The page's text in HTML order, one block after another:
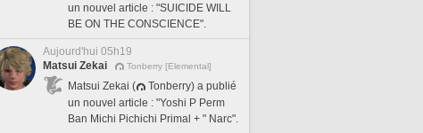
un nouvel article : "SUICIDE WILL
BE ON THE CONSCIENCE".
Aujourd'hui 05h19
Matsui Zekai
Tonberry [Elemental]
Matsui Zekai (
Tonberry) a publié
un nouvel article : "Yoshi P Perm
Ban Michi Pichichi Primal + " Narc".